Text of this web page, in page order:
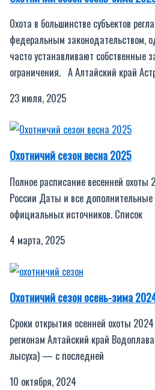
Охота в большинстве субъектов
федеральным законодательством,
часто устанавливают собственные
ограничения. А Алтайский край
23 июля, 2025
Охотничий сезон весна 2025
Полное расписание весенней охоты
России Даты и все
официальных источников. Список
4 марта, 2025
Охотничий сезон осень-зима
Сроки открытия осенней охоты
регионам Алтайский край
лысуха) — с последней
10 октября, 2024